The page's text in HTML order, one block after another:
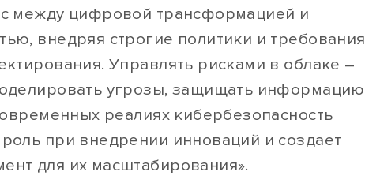
между цифровой трансформацией и
внедряя строгие политики и требования
Управлять рисками в облаке –
угрозы, защищать информацию
реалиях кибербезопасность
при внедрении инноваций и создает
для их масштабирования».